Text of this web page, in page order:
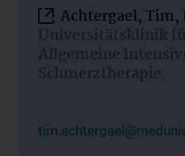
Achtergael, Tim,
Universitätsklinik
Allgemeine
Schmerztherapie